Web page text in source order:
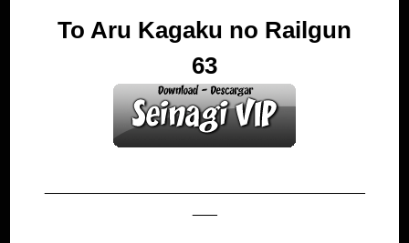
To Aru Kagaku no Railgun
63